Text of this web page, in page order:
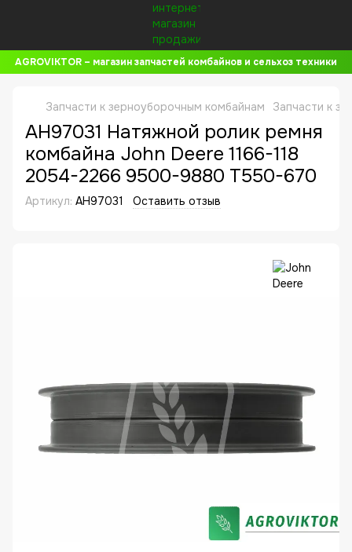
AGROVIKTOR – магазин запчастей комбайнов и сельхоз техники
Запчасти к зерноуборочным комбайнам Запчасти к
AH97031 Натяжной ролик ремня
комбайна John Deere 1166-118
2054-2266 9500-9880 T550-670
Артикул: AH97031 Оставить отзыв